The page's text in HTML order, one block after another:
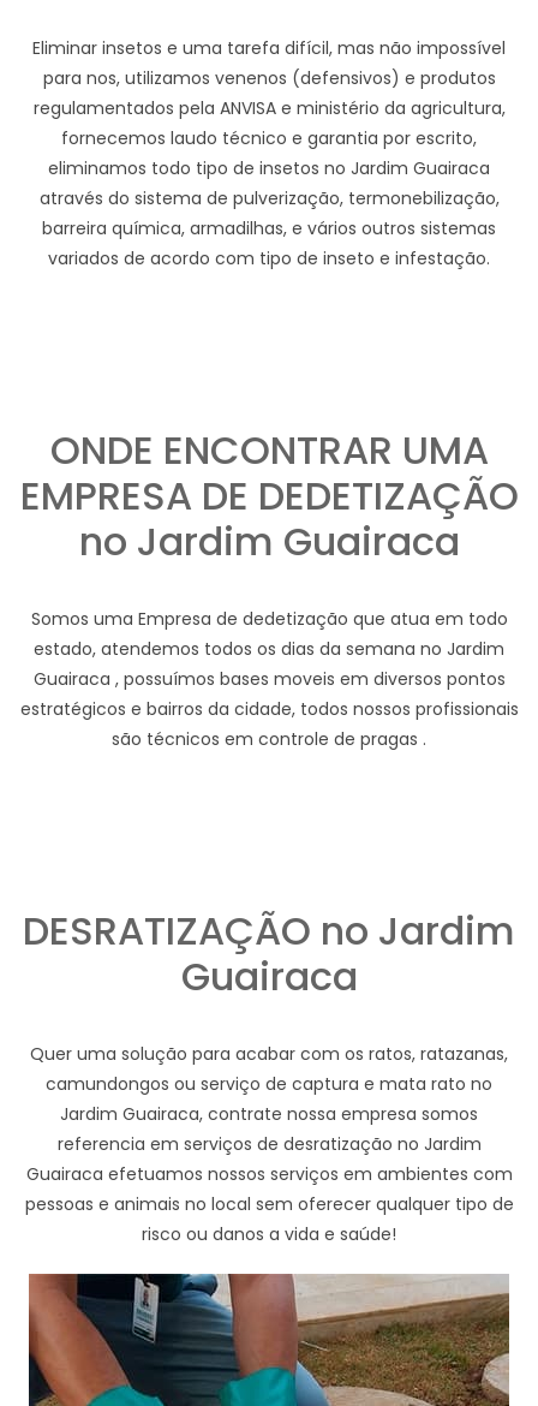
Eliminar insetos e uma tarefa difícil, mas não impossível
para nos, utilizamos venenos (defensivos) e produtos
regulamentados pela ANVISA e ministério da agricultura,
fornecemos laudo técnico e garantia por escrito,
eliminamos todo tipo de insetos no Jardim Guairaca
através do sistema de pulverização, termonebilização,
barreira química, armadilhas, e vários outros sistemas
variados de acordo com tipo de inseto e infestação.
ONDE ENCONTRAR UMA
EMPRESA DE DEDETIZAÇÃO
no Jardim Guairaca
Somos uma Empresa de dedetização que atua em todo
estado, atendemos todos os dias da semana no Jardim
Guairaca , possuímos bases moveis em diversos pontos
estratégicos e bairros da cidade, todos nossos profissionais
são técnicos em controle de pragas .
DESRATIZAÇÃO no Jardim
Guairaca
Quer uma solução para acabar com os ratos, ratazanas,
camundongos ou serviço de captura e mata rato no
Jardim Guairaca, contrate nossa empresa somos
referencia em serviços de desratização no Jardim
Guairaca efetuamos nossos serviços em ambientes com
pessoas e animais no local sem oferecer qualquer tipo de
risco ou danos a vida e saúde!